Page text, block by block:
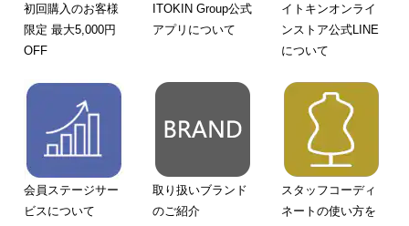
初回購入のお客様
限定 最大5,000円
OFF
ITOKIN Group公式
アプリについて
イトキンオンライ
ンストア公式LINE
について
会員ステージサー
ビスについて
取り扱いブランド
のご紹介
スタッフコーディ
ネートの使い方を